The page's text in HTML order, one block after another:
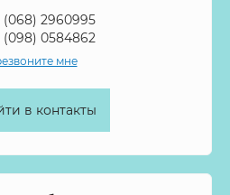
(068) 2960995
(098) 0584862
мне
в контакты